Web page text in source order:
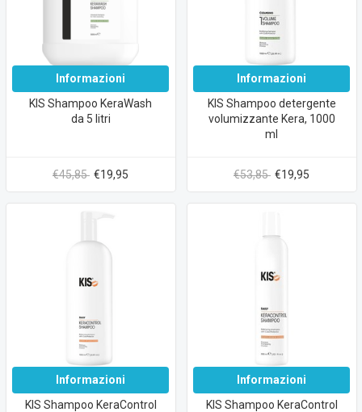
Informazioni
KIS Shampoo KeraWash
da 5 litri
€45,85 €19,95
Informazioni
KIS Shampoo detergente
volumizzante Kera, 1000
ml
€53,85 €19,95
Informazioni
KIS Shampoo KeraControl
Informazioni
KIS Shampoo KeraControl